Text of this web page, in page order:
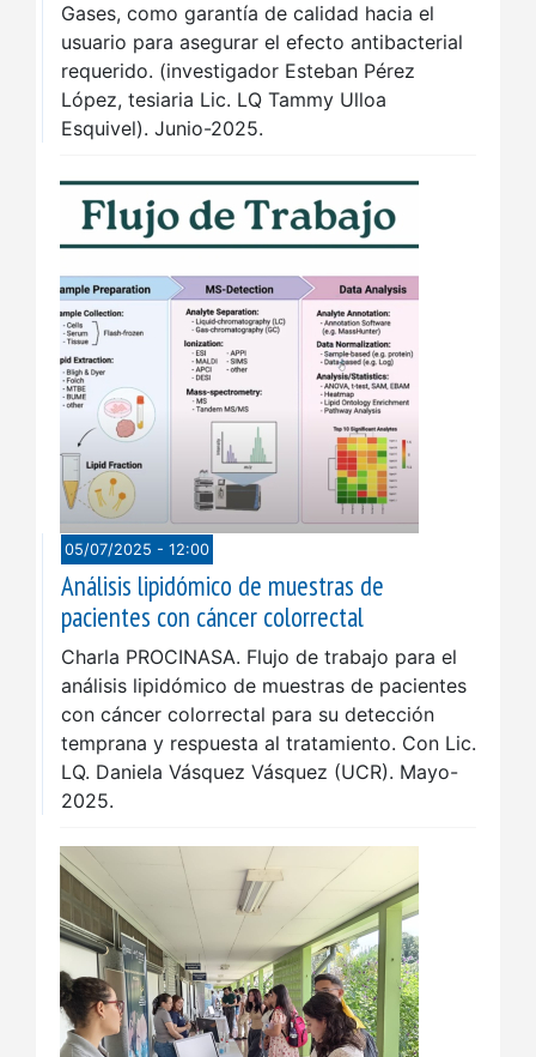
Gases, como garantía de calidad hacia el
usuario para asegurar el efecto antibacterial
requerido. (investigador Esteban Pérez
López, tesiaria Lic. LQ Tammy Ulloa
Esquivel). Junio-2025.
05/07/2025 - 12:00
Análisis lipidómico de muestras de
pacientes con cáncer colorrectal
Charla PROCINASA. Flujo de trabajo para el
análisis lipidómico de muestras de pacientes
con cáncer colorrectal para su detección
temprana y respuesta al tratamiento. Con Lic.
LQ. Daniela Vásquez Vásquez (UCR). Mayo-
2025.